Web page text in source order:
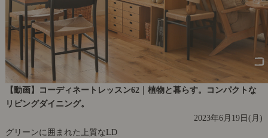
【動画】コーディネートレッスン62｜植物と暮らす。コンパクトな
リビングダイニング。
2023年6月19日(月)
グリーンに囲まれた上質なLD